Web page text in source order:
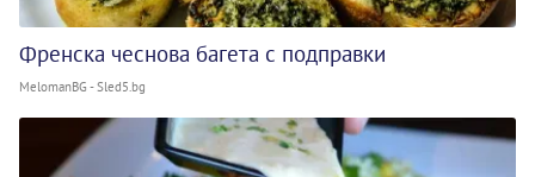
Френска чеснова багета с подправки
MelomanBG - Sled5.bg